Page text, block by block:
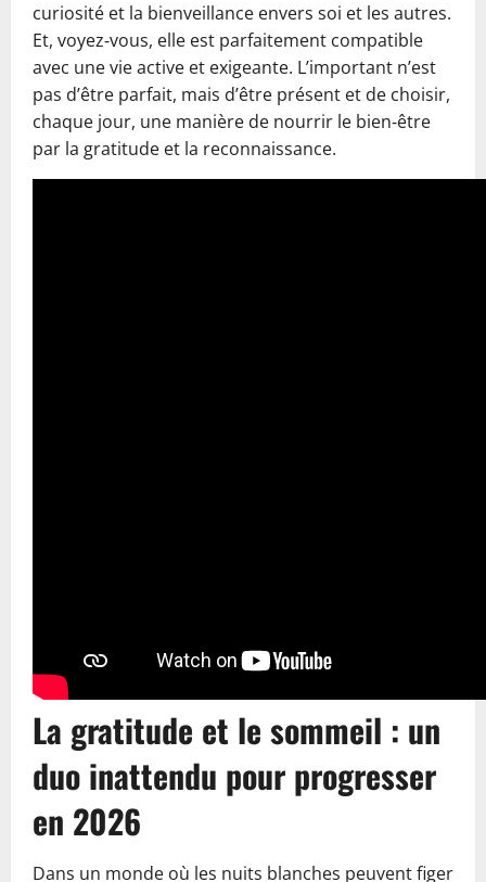
curiosité et la bienveillance envers soi et les autres.
Et, voyez‑vous, elle est parfaitement compatible
avec une vie active et exigeante. L’important n’est
pas d’être parfait, mais d’être présent et de choisir,
chaque jour, une manière de nourrir le bien‑être
par la gratitude et la reconnaissance.
La gratitude et le sommeil : un
duo inattendu pour progresser
en 2026
Dans un monde où les nuits blanches peuvent figer